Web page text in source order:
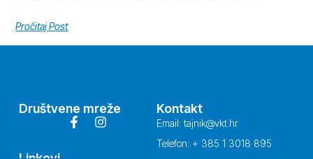
Pročitaj Post
Društvene mreže Kontakt
Email: tajnik@vkt.hr
Telefon: + 385 1 3018 895